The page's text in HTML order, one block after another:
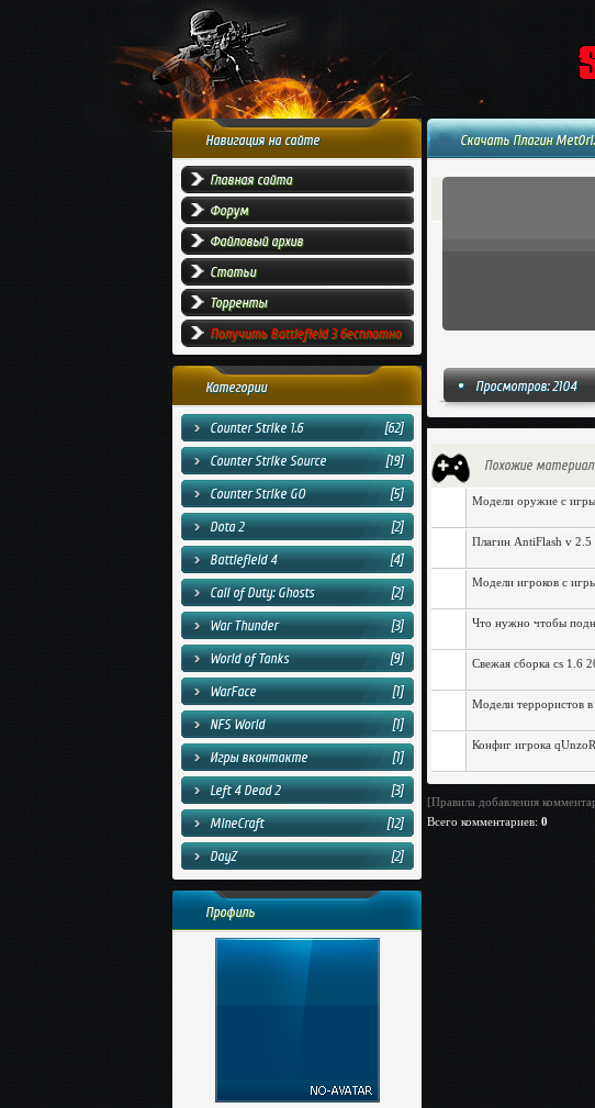
Навигация на сайте
Главная сайта
Форум
Файловый архив
Статьи
Торренты
Получить Battlefield 3 бесплатно
Категории
Counter Strike 1.6
[62]
Counter Strike Source
[19]
Counter Strike GO
[5]
Dota 2
[2]
Battlefield 4
[4]
Call of Duty: Ghosts
[2]
War Thunder
[3]
World of Tanks
[9]
WarFace
[1]
NFS World
[1]
Игры вконтакте
[1]
Left 4 Dead 2
[3]
MineCraft
[12]
DayZ
[2]
Профиль
Скачать Плагин
Просмотров: 2104
Похожие
Модели оружие с игры
Плагин AntiFlash v 2.5
Модели игроков с
Что нужно чтобы
Свежая сборка cs 1.6
Модели террористов
Конфиг игрока
[Правила добавления
Всего комментариев: 0